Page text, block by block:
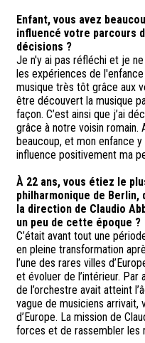
Enfant, vous avez
influencé votre parcours
décisions ?
Je n'y ai pas réfléchi et je
les expériences de
musique très tôt grâce aux
être découvert la musique
façon. C’est ainsi que j’ai
grâce à notre voisin romain.
beaucoup, et mon enfance
influence positivement ma
À 22 ans, vous étiez le
philharmonique de
la direction de Claudio
un peu de cette époque ?
C’était avant tout une
en pleine transformation
l’une des rares villes
et évoluer de l’intérieur. Par
de l’orchestre avait atteint
vague de musiciens
d’Europe. La mission de
forces et de rassembler les